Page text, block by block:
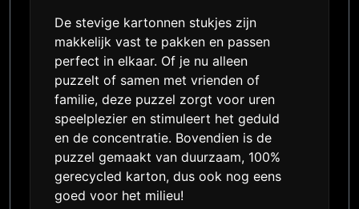
De stevige kartonnen stukjes zijn
makkelijk vast te pakken en passen
perfect in elkaar. Of je nu alleen
puzzelt of samen met vrienden of
familie, deze puzzel zorgt voor uren
speelplezier en stimuleert het geduld
en de concentratie. Bovendien is de
puzzel gemaakt van duurzaam, 100%
gerecycled karton, dus ook nog eens
goed voor het milieu!